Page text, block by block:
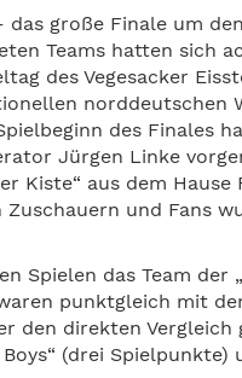
große Finale um
Teams hatten sich
des Vegesacker
norddeutschen
des Finales
Jürgen Linke
Kiste“ aus dem
und Fans
Spielen das Team der
punktgleich mit
direkten Vergleich
(drei Spielpunkte)